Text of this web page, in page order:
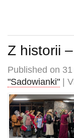
Z historii
Published on
"Sadowianki" |